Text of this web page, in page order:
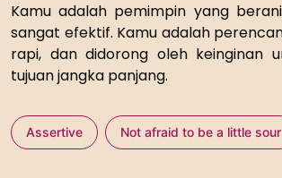
Kamu adalah pemimpin yang
sangat efektif. Kamu adalah
rapi, dan didorong oleh keinginan
tujuan jangka panjang.
Assertive Not afraid to be a little sour